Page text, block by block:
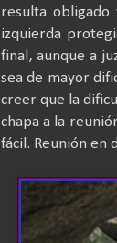
resulta obligado
izquierda
final, aunque a
sea de mayor
creer que la
chapa a la
fácil. Reunión en